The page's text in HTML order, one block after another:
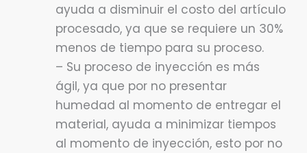
ayuda a disminuir el costo del artículo
procesado, ya que se requiere un 30%
menos de tiempo para su proceso.
– Su proceso de inyección es más
ágil, ya que por no presentar
humedad al momento de entregar el
material, ayuda a minimizar tiempos
al momento de inyección, esto por no